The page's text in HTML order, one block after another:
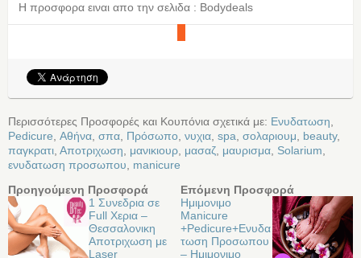
Η προσφορα ειναι απο την σελιδα : Bodydeals
Περισσότερες Προσφορές και Κουπόνια σχετικά με: Ενυδατωση
Pedicure Αθήνα σπα Πρόσωπο νυχια spa σολαριουμ beauty,
παγκρατι Αποτριχωση μανικιουρ μασαζ μαυρισμα Solarium
ενυδατωση προσωπου
manicure
Προηγούμενη Προσφορά
1 Συνεδρια σε
Full Χερια –
Θεσσαλονικη
Αποτριχωση με
Laser
Επόμενη Προσφορά
Ημιμονιμο
Manicure
+Pedicure+Ενυδα
τωση Προσωπου
– Ημιμονιμο